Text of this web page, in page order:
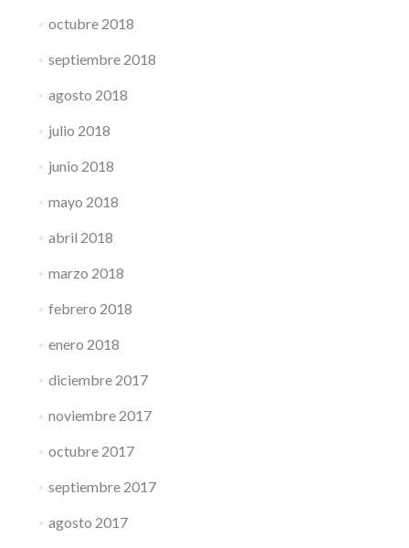
octubre 2018
septiembre 2018
agosto 2018
julio 2018
junio 2018
mayo 2018
abril 2018
marzo 2018
febrero 2018
enero 2018
diciembre 2017
noviembre 2017
octubre 2017
septiembre 2017
agosto 2017